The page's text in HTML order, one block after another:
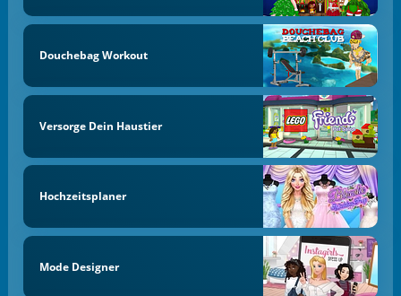
Douchebag Workout
Versorge Dein Haustier
Hochzeitsplaner
Mode Designer